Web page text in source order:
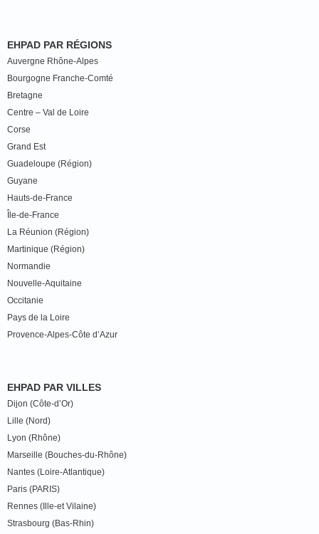
EHPAD PAR RÉGIONS
Auvergne Rhône-Alpes
Bourgogne Franche-Comté
Bretagne
Centre – Val de Loire
Corse
Grand Est
Guadeloupe (Région)
Guyane
Hauts-de-France
Île-de-France
La Réunion (Région)
Martinique (Région)
Normandie
Nouvelle-Aquitaine
Occitanie
Pays de la Loire
Provence-Alpes-Côte d’Azur
EHPAD PAR VILLES
Dijon (Côte-d’Or)
Lille (Nord)
Lyon (Rhône)
Marseille (Bouches-du-Rhône)
Nantes (Loire-Atlantique)
Paris (PARIS)
Rennes (Ille-et Vilaine)
Strasbourg (Bas-Rhin)